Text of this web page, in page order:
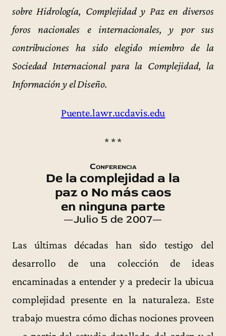
sobre Hidrología, Complejidad y Paz en diversos
foros nacionales e internacionales, y por sus
contribuciones ha sido elegido miembro de la
Sociedad Internacional para la Complejidad, la
Información y el Diseño.
Puente.lawr.ucdavis.edu
* * *
Conferencia
De la complejidad a la
paz o No más caos
en ninguna parte
—Julio 5 de 2007—
Las últimas décadas han sido testigo del
desarrollo de una colección de ideas
encaminadas a entender y a predecir la ubicua
complejidad presente en la naturaleza. Este
trabajo muestra cómo dichas nociones proveen